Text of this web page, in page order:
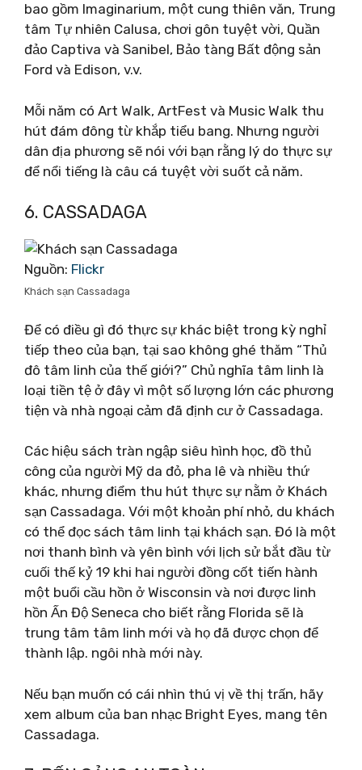
bao gồm Imaginarium, một cung thiên văn, Trung
tâm Tự nhiên Calusa, chơi gôn tuyệt vời, Quần
đảo Captiva và Sanibel, Bảo tàng Bất động sản
Ford và Edison, v.v.
Mỗi năm có Art Walk, ArtFest và Music Walk thu
hút đám đông từ khắp tiểu bang. Nhưng người
dân địa phương sẽ nói với bạn rằng lý do thực sự
để nổi tiếng là câu cá tuyệt vời suốt cả năm.
6. CASSADAGA
Nguồn: Flickr
Khách sạn Cassadaga
Để có điều gì đó thực sự khác biệt trong kỳ nghỉ
tiếp theo của bạn, tại sao không ghé thăm “Thủ
đô tâm linh của thế giới?” Chủ nghĩa tâm linh là
loại tiền tệ ở đây vì một số lượng lớn các phương
tiện và nhà ngoại cảm đã định cư ở Cassadaga.
Các hiệu sách tràn ngập siêu hình học, đồ thủ
công của người Mỹ da đỏ, pha lê và nhiều thứ
khác, nhưng điểm thu hút thực sự nằm ở Khách
sạn Cassadaga. Với một khoản phí nhỏ, du khách
có thể đọc sách tâm linh tại khách sạn. Đó là một
nơi thanh bình và yên bình với lịch sử bắt đầu từ
cuối thế kỷ 19 khi hai người đồng cốt tiến hành
một buổi cầu hồn ở Wisconsin và nơi được linh
hồn Ấn Độ Seneca cho biết rằng Florida sẽ là
trung tâm tâm linh mới và họ đã được chọn để
thành lập. ngôi nhà mới này.
Nếu bạn muốn có cái nhìn thú vị về thị trấn, hãy
xem album của ban nhạc Bright Eyes, mang tên
Cassadaga.